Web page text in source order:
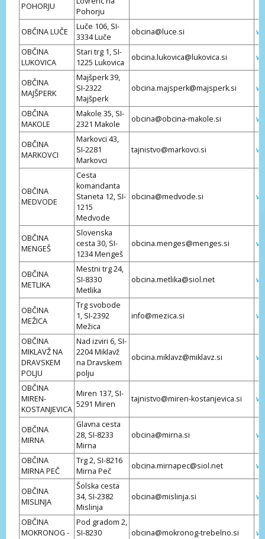
POHORJU
Pohorju
OBČINA LUČE
Luče 106, SI-
3334 Luče
obcina@luce.si
OBČINA
LUKOVICA
Stari trg 1, SI-
1225 Lukovica
obcina.lukovica@lukovica.si
OBČINA
MAJŠPERK
Majšperk 39,
SI-2322
Majšperk
obcina.majsperk@majsperk.si
OBČINA
MAKOLE
Makole 35, SI-
2321 Makole
obcina@obcina-makole.si
OBČINA
MARKOVCI
Markovci 43,
SI-2281
Markovci
tajnistvo@markovci.si
OBČINA
MEDVODE
Cesta
komandanta
Staneta 12, SI-
1215
Medvode
obcina@medvode.si
OBČINA
MENGEŠ
Slovenska
cesta 30, SI-
1234 Mengeš
obcina.menges@menges.si
OBČINA
METLIKA
Mestni trg 24,
SI-8330
Metlika
obcina.metlika@siol.net
OBČINA
MEŽICA
Trg svobode
1, SI-2392
Mežica
info@mezica.si
OBČINA
MIKLAVŽ NA
DRAVSKEM
POLJU
Nad izviri 6, SI-
2204 Miklavž
na Dravskem
polju
obcina.miklavz@miklavz.si
OBČINA
MIREN-
KOSTANJEVICA
Miren 137, SI-
5291 Miren
tajnistvo@miren-kostanjevica.si
OBČINA
MIRNA
Glavna cesta
28, SI-8233
Mirna
obcina@mirna.si
OBČINA
MIRNA PEČ
Trg 2, SI-8216
Mirna Peč
obcina.mirnapec@siol.net
OBČINA
MISLINJA
Šolska cesta
34, SI-2382
Mislinja
obcina@mislinja.si
OBČINA
MOKRONOG -
Pod gradom 2,
SI-8230
obcina@mokronog-trebelno.si